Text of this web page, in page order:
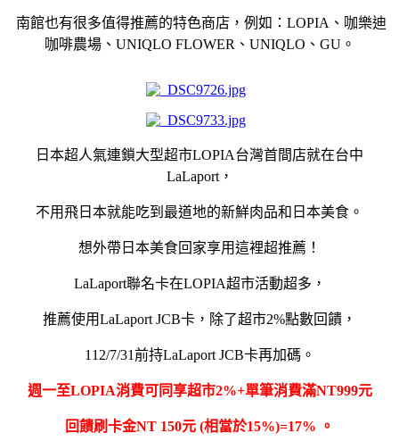
南館也有很多值得推薦的特色商店，例如： LOPIA 、咖樂迪
咖啡農場、 UNIQLO FLOWER 、 UNIQLO 、 GU。
日本超人氣連鎖大型超市LOPIA台灣首間店就在台中
LaLaport，
不用飛日本就能吃到最道地的新鮮肉品和日本美食。
想外帶日本美食回家享用這裡超推薦！
LaLaport聯名卡在LOPIA超市活動超多，
推薦使用LaLaport JCB卡，除了超市2%點數回饋，
112/7/31前持LaLaport JCB卡再加碼。
週一至LOPIA消費可同享超市2%+單筆消費滿NT999元
回饋刷卡金NT 150元 (相當於15%)=17% 。